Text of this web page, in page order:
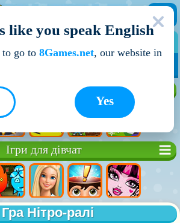
Ігри для дівчат
Гра Нітро-ралі
like you speak English
go to 8Games.net, our website in
Yes